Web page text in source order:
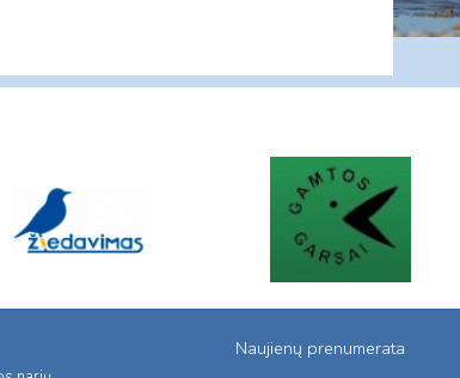
Naujienų prenumerata